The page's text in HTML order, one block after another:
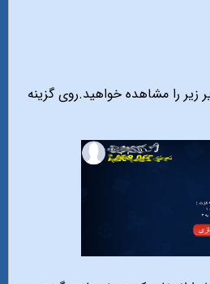
زیر را مشاهده خواهید.روی گزینه